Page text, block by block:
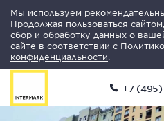
Мы используем
Продолжая пользоваться
сбор и обработку данных о
сайте в соответствии с
конфиденциальности
+7